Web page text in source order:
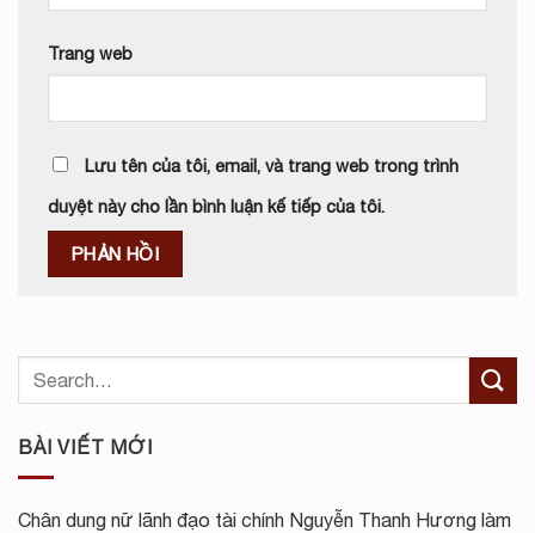
Trang web
Lưu tên của tôi, email, và trang web trong trình
duyệt này cho lần bình luận kế tiếp của tôi.
BÀI VIẾT MỚI
Chân dung nữ lãnh đạo tài chính Nguyễn Thanh Hương làm